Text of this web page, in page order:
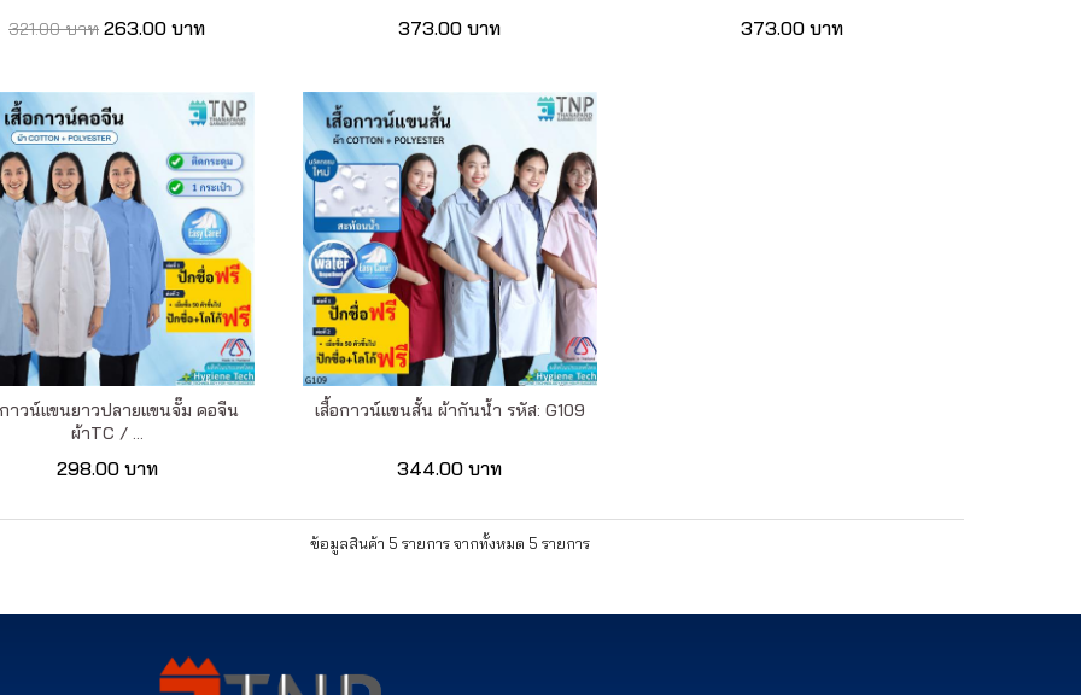
321.00 บาท 263.00 บาท 373.00 บาท 373.00 บาท
กาวน์แขนยาวปลายแขนจั๊ม คอจีน
ผ้าTC / ...
298.00 บาท
เสื้อกาวน์แขนสั้น ผ้ากันน้ำ รหัส: G109
344.00 บาท
ข้อมูลสินค้า 5 รายการ จากทั้งหมด 5 รายการ